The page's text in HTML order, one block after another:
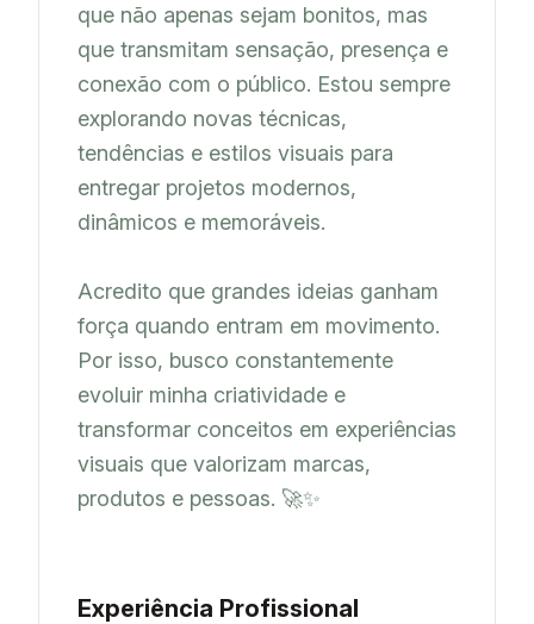
que não apenas sejam bonitos, mas
que transmitam sensação, presença e
conexão com o público. Estou sempre
explorando novas técnicas,
tendências e estilos visuais para
entregar projetos modernos,
dinâmicos e memoráveis.
Acredito que grandes ideias ganham
força quando entram em movimento.
Por isso, busco constantemente
evoluir minha criatividade e
transformar conceitos em experiências
visuais que valorizam marcas,
produtos e pessoas. 🚀✨
Experiência Profissional